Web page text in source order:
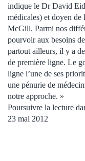
indique le Dr David
médicales) et doyen de
McGill. Parmi nos
pourvoir aux besoins
partout ailleurs, il y a
de première ligne. Le
ligne l’une de ses
une pénurie de
notre approche. »
Poursuivre la lecture
23 mai 2012